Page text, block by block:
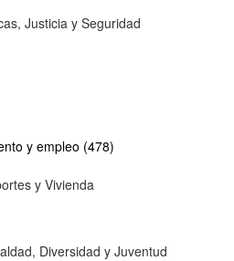
Justicia y Seguridad
y empleo (478)
y Vivienda
Diversidad y Juventud